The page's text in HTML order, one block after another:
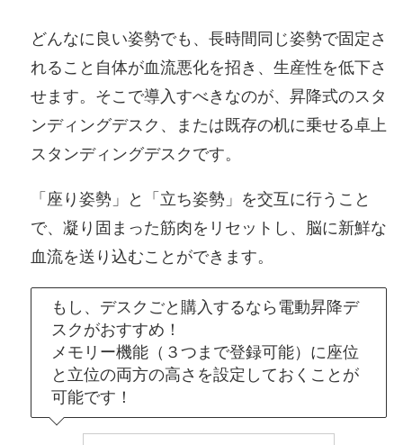
どんなに良い姿勢でも、長時間同じ姿勢で固定さ
れること自体が血流悪化を招き、生産性を低下さ
せます。そこで導入すべきなのが、昇降式のスタ
ンディングデスク、または既存の机に乗せる卓上
スタンディングデスクです。
「座り姿勢」と「立ち姿勢」を交互に行うこと
で、凝り固まった筋肉をリセットし、脳に新鮮な
血流を送り込むことができます。
もし、デスクごと購入するなら電動昇降デ
スクがおすすめ！
メモリー機能（３つまで登録可能）に座位
と立位の両方の高さを設定しておくことが
可能です！